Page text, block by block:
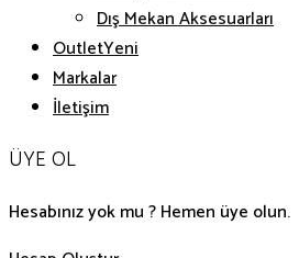
Dış Mekan Aksesuarları
Outlet
Markalar
İletişim
ÜYE OL
Hesabınız yok mu ? Hemen üye olun.